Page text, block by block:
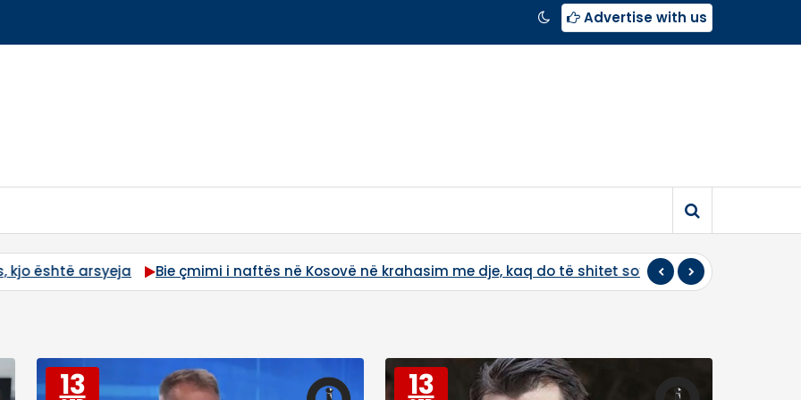
Advertise with us
Bie çmimi i naftës në Kosovë në krahasim me dje, kaq do të shitet sot Sot mbahet seanca konstituive e
13 13